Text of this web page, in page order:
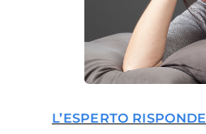
L’ESPERTO RISPONDE